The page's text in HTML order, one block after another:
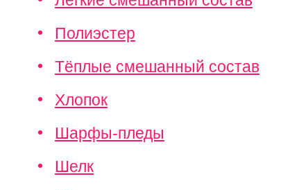
Полиэстер
Тёплые смешанный состав
Хлопок
Шарфы-пледы
Шелк